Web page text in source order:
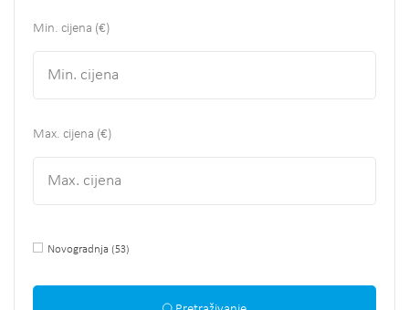
Min. cijena (€)
Max. cijena (€)
Novogradnja (53)